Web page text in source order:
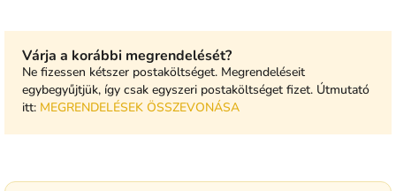
Várja a korábbi megrendelését?
Ne fizessen kétszer postaköltséget. Megrendeléseit
egybegyűjtjük, így csak egyszeri postaköltséget fizet. Útmutató
itt: MEGRENDELÉSEK ÖSSZEVONÁSA